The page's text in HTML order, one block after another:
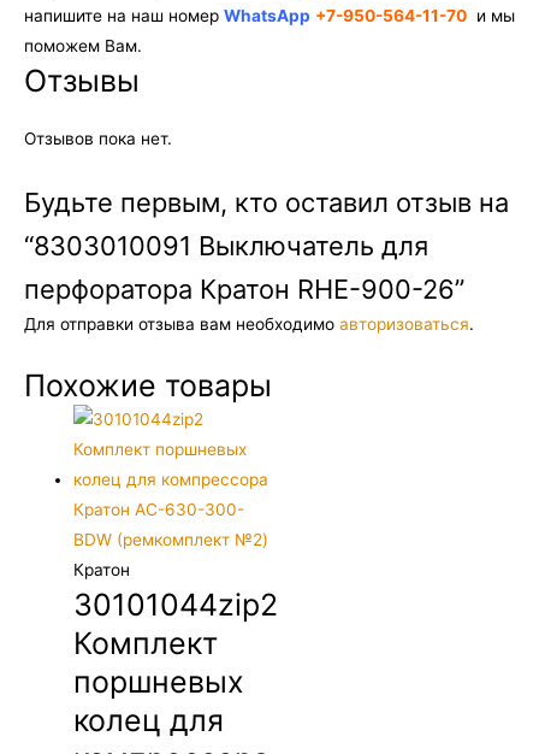
напишите на наш номер WhatsApp +7-950-564-11-70 и мы
поможем Вам.
Отзывы
Отзывов пока нет.
Будьте первым, кто оставил отзыв на
“8303010091 Выключатель для
перфоратора Кратон RHE-900-26”
Для отправки отзыва вам необходимо авторизоваться.
Похожие товары
Кратон
30101044zip2
Комплект
поршневых
колец для